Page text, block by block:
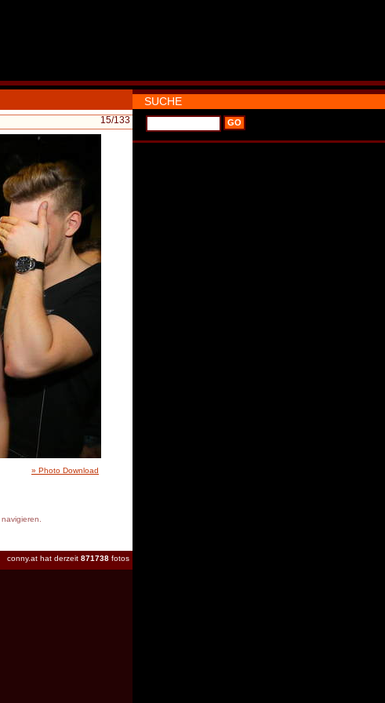
15/133
» Photo Download
conny.at hat derzeit 871738 fotos
SUCHE